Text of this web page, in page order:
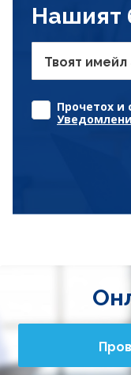
Нашият
Твоят
Прочетох и